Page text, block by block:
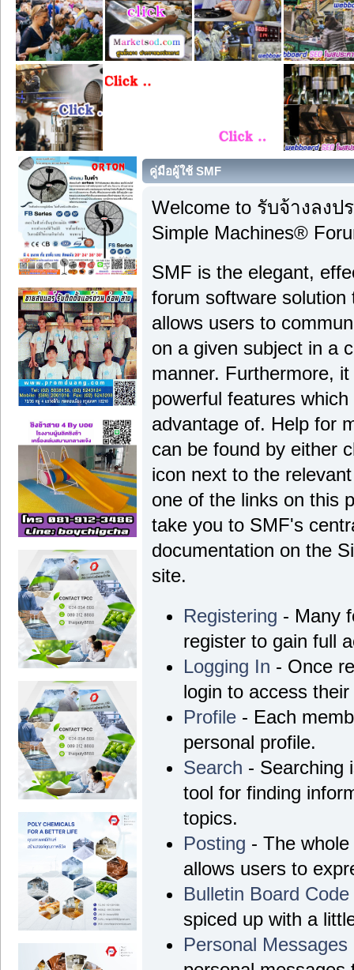
คู่มือผู้ใช้ SMF
Welcome to รับจ้างลงป
Simple Machines®
SMF is the elegant,
forum software
allows users to
on a given subject in a
manner. Furthermore,
powerful features
advantage of. Help for
can be found by either
icon next to the
one of the links on this
take you to SMF's
documentation on the
site.
Registering - Many
register to gain full
Logging In - Once
login to access
Profile - Each
personal profile.
Search - Searching
tool for finding
topics.
Posting - The
allows users to
Bulletin Board
spiced up with a
Personal Messages